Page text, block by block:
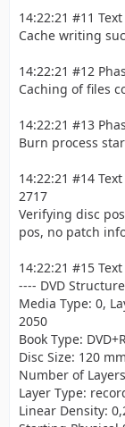
14:22:21 #11
Cache writing
14:22:21 #12
Caching of files
14:22:21 #13
Burn process
14:22:21 #14
2717
Verifying disc
pos, no patch
14:22:21 #15
---- DVD
Media Type: 0,
2050
Book Type:
Disc Size: 120
Number of
Layer Type:
Linear Density: